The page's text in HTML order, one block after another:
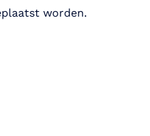
worden.